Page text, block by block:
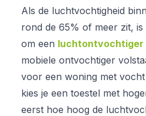
Als de luchtvochtigheid
rond de 65% of meer zit, is
om een luchtontvochtiger
mobiele ontvochtiger
voor een woning met
kies je een toestel met
eerst hoe hoog de